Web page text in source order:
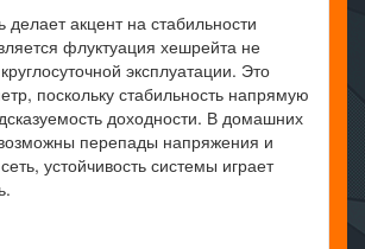
делает акцент на стабильности
флуктуация хешрейта не
эксплуатации. Это
поскольку стабильность напрямую
доходности. В домашних
перепады напряжения и
устойчивость системы играет